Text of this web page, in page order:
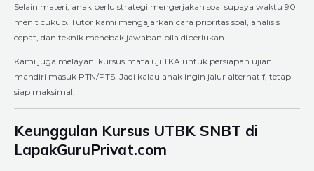
Selain materi, anak perlu strategi mengerjakan soal supaya waktu 90
menit cukup. Tutor kami mengajarkan cara prioritas soal, analisis
cepat, dan teknik menebak jawaban bila diperlukan.
Kami juga melayani kursus mata uji TKA untuk persiapan ujian
mandiri masuk PTN/PTS. Jadi kalau anak ingin jalur alternatif, tetap
siap maksimal.
Keunggulan Kursus UTBK SNBT di
LapakGuruPrivat.com